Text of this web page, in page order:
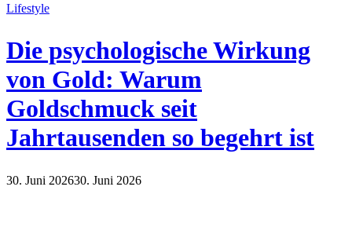
Lifestyle
Die psychologische Wirkung
von Gold: Warum
Goldschmuck seit
Jahrtausenden so begehrt ist
30. Juni 202630. Juni 2026